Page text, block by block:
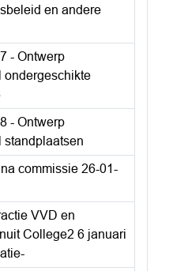
en andere
- Ontwerp
ondergeschikte
- Ontwerp
standplaatsen
commissie 26-01-
VVD en
College2 6 januari